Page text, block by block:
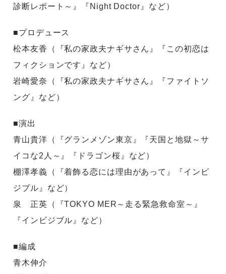
診断レポート～』『Night Doctor』など）
■プロデュース
松本友香（『私の家政夫ナギサさん』『この初恋は
フィクションです』など）
岩崎愛奈（『私の家政夫ナギサさん』『ファイトソ
ング』など）
■演出
青山貴洋（『グランメゾン東京』『天国と地獄～サ
イコな2人～』『ドラゴン桜』など）
棚澤孝義（『着飾る恋には理由があって』『インビ
ジブル』など）
泉 正英（『TOKYO MER～走る緊急救命室～』
『インビジブル』など）
■編成
青木伸介